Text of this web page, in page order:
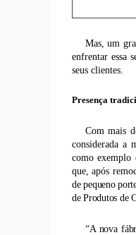
Mas, um
enfrentar essa
seus clientes.
Presença
Com mais
considerada a
como exemplo
que, após
de pequeno
de Produtos de
“A nova